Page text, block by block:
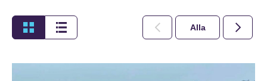
Alla 2026